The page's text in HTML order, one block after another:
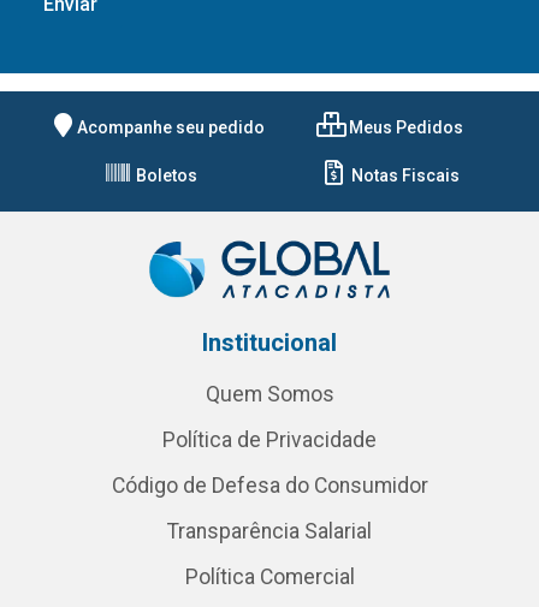
Acompanhe seu pedido Meus Pedidos
Boletos Notas Fiscais
Institucional
Quem Somos
Política de Privacidade
Código de Defesa do Consumidor
Transparência Salarial
Política Comercial